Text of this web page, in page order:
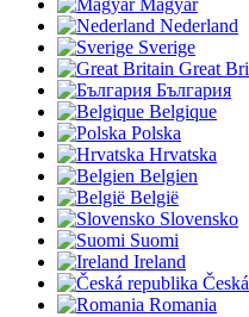
Magyar
Nederland
Sverige
Great
България
Belgique
Polska
Hrvatska
Belgien
België
Slovensko
Suomi
Ireland
Romania